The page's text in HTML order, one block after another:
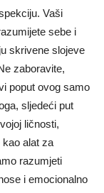
Vaši
sebe i
skrivene slojeve
zaboravite,
poput ovog samo
sljedeći put
ličnosti,
alat za
razumjeti
i emocionalno